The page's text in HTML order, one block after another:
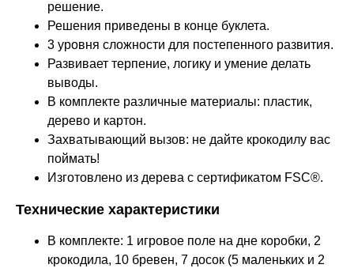
решение.
Решения приведены в конце буклета.
3 уровня сложности для постепенного развития.
Развивает терпение, логику и умение делать
выводы.
В комплекте различные материалы: пластик,
дерево и картон.
Захватывающий вызов: не дайте крокодилу вас
поймать!
Изготовлено из дерева с сертификатом FSC®.
Технические характеристики
В комплекте: 1 игровое поле на дне коробки, 2
крокодила, 10 бревен, 7 досок (5 маленьких и 2